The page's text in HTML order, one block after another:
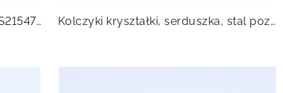
Kolczyki błękitne kryształki, stal S215476S00 Kolczyki kryształki, serduszka, stal pozłacana S215514Z00